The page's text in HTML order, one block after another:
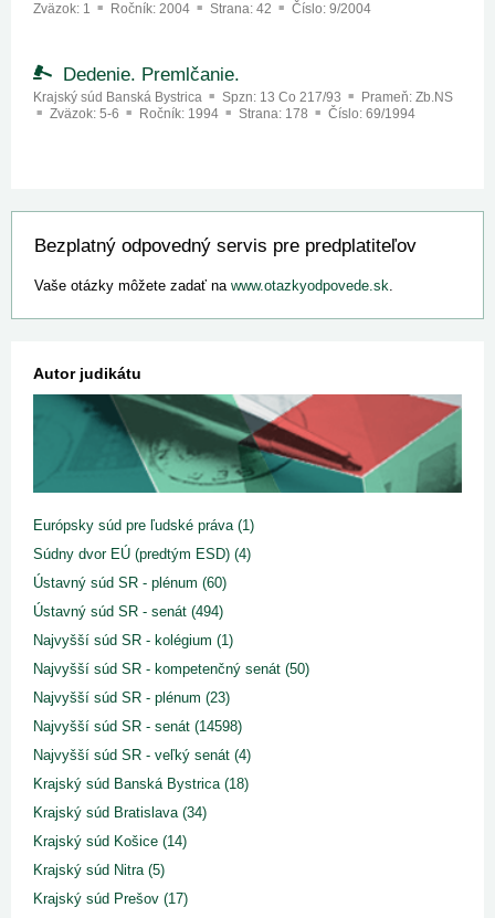
Zväzok: 1 Ročník: 2004 Strana: 42 Číslo: 9/2004
Dedenie. Premlčanie.
Krajský súd Banská Bystrica Spzn: 13 Co 217/93 Prameň: Zb.NS
Zväzok: 5-6 Ročník: 1994 Strana: 178 Číslo: 69/1994
Bezplatný odpovedný servis pre predplatiteľov
Vaše otázky môžete zadať na www.otazkyodpovede.sk.
Autor judikátu
Európsky súd pre ľudské práva (1)
Súdny dvor EÚ (predtým ESD) (4)
Ústavný súd SR - plénum (60)
Ústavný súd SR - senát (494)
Najvyšší súd SR - kolégium (1)
Najvyšší súd SR - kompetenčný senát (50)
Najvyšší súd SR - plénum (23)
Najvyšší súd SR - senát (14598)
Najvyšší súd SR - veľký senát (4)
Krajský súd Banská Bystrica (18)
Krajský súd Bratislava (34)
Krajský súd Košice (14)
Krajský súd Nitra (5)
Krajský súd Prešov (17)